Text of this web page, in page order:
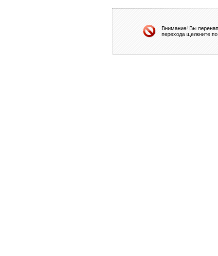
Внимание! Вы
перехода щелкните